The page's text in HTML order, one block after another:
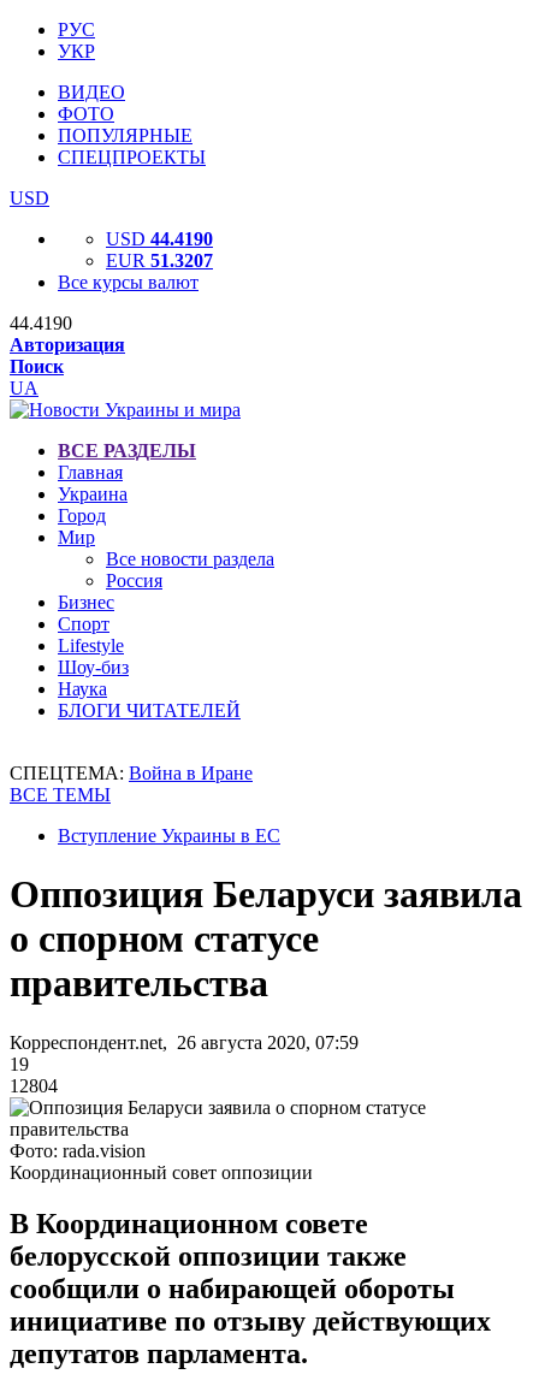
РУС
УКР
ВИДЕО
ФОТО
ПОПУЛЯРНЫЕ
СПЕЦПРОЕКТЫ
USD
USD 44.4190
EUR 51.3207
Все курсы валют
44.4190
Авторизация
Поиск
UA
ВСЕ РАЗДЕЛЫ
Главная
Украина
Город
Мир
Все новости раздела
Россия
Бизнес
Спорт
Lifestyle
Шоу-биз
Наука
БЛОГИ ЧИТАТЕЛЕЙ
СПЕЦТЕМА: Война в Иране
ВСЕ ТЕМЫ
Вступление Украины в ЕС
Оппозиция Беларуси заявила
о спорном статусе
правительства
Корреспондент.net, 26 августа 2020, 07:59
19
12804
Фото: rada.vision
Координационный совет оппозиции
В Координационном совете
белорусской оппозиции также
сообщили о набирающей обороты
инициативе по отзыву действующих
депутатов парламента.